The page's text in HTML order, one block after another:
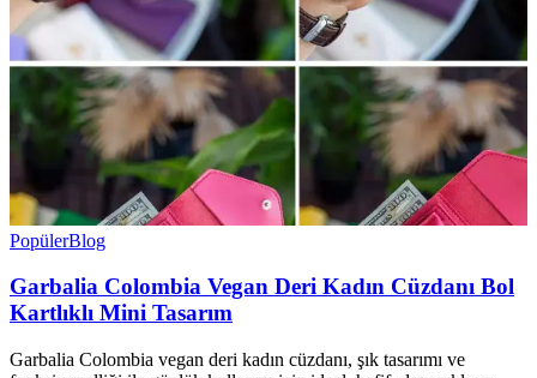
PopülerBlog
Garbalia Colombia Vegan Deri Kadın Cüzdanı Bol
Kartlıklı Mini Tasarım
Garbalia Colombia vegan deri kadın cüzdanı, şık tasarımı ve